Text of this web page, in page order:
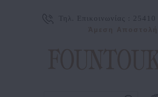
Τηλ. Επικοινωνίας :